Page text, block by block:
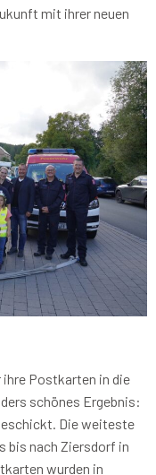
mit ihrer neuen
Postkarten in die
schönes Ergebnis:
Die weiteste
bis nach Ziersdorf in
wurden in